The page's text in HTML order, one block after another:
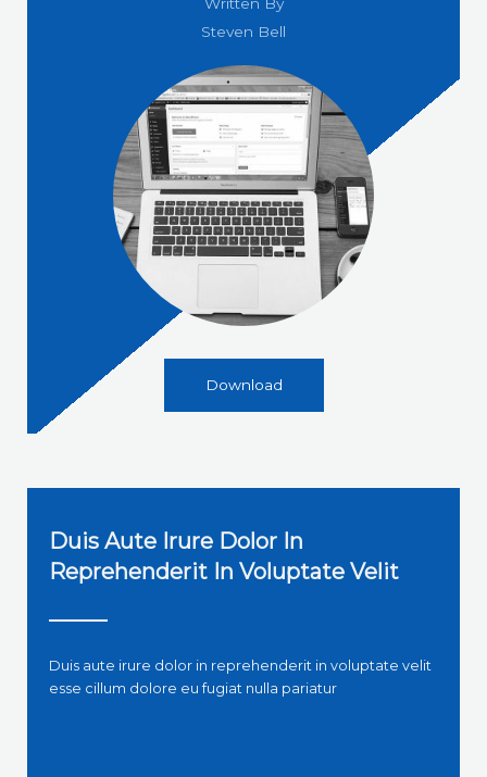
Steven Bell
Download
Duis Aute Irure Dolor In
Reprehenderit In Voluptate Velit
Duis aute irure dolor in reprehenderit in voluptate velit
esse cillum dolore eu fugiat nulla pariatur